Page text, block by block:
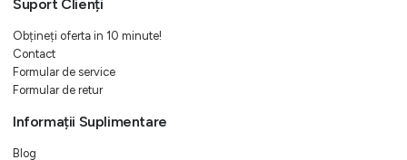
Suport Clienți
Obțineți oferta in 10 minute!
Contact
Formular de service
Formular de retur
Informații Suplimentare
Blog